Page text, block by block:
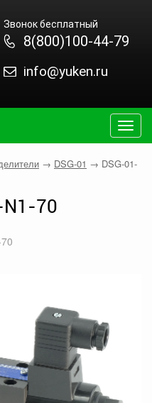
Звонок бесплатный
8(800)100-44-79
info@yuken.ru
→ DSG-01 → DSG-01-
70